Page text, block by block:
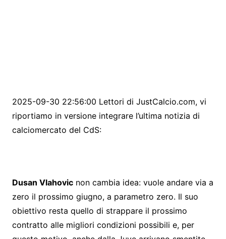
2025-09-30 22:56:00 Lettori di JustCalcio.com, vi
riportiamo in versione integrare l’ultima notizia di
calciomercato del CdS:
Dusan Vlahovicnon cambia idea: vuole andare via a
zero il prossimo giugno, a parametro zero. Il suo
obiettivo resta quello di strappare il prossimo
contratto alle migliori condizioni possibili e, per